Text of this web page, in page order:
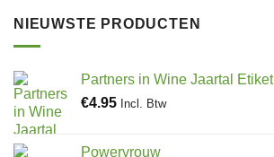
NIEUWSTE PRODUCTEN
Partners in Wine Jaartal Etiket
€4.95 Incl. Btw
Powervrouw